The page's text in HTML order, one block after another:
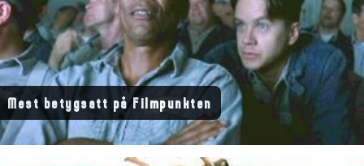
Mest betygsatt på Filmpunkten